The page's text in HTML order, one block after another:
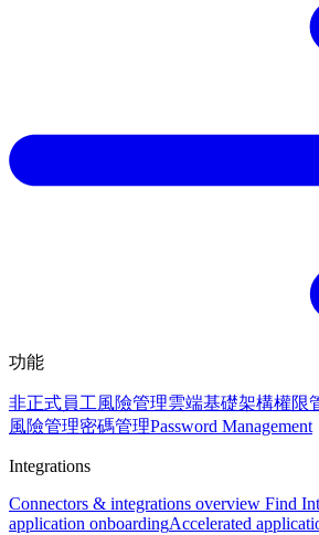
功能
非正式員工風險管理雲端基礎架構權限
風險管理密碼管理Password Management
Integrations
Connectors & integrations overview Find
application onboardingAccelerated